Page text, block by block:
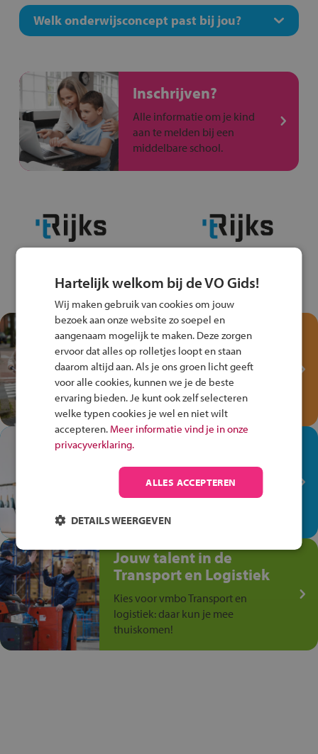
Welk onderwijsconcept past bij jou?
Inschrijven?
Alle informatie om je kind
aan te melden bij een
middelbare school.
Test je kennis met het
Fiets Veilig
Verkeersspel!
Speel het Fiets Veilig Verkeersspel
en win een Cortina-fiets!
In de winkel ben je op je
plek!
Ontdek via het vmbo jouw talent
op de winkelvloer, waar elke dag
anders is!
Jouw talent in de
Transport en Logistiek
Kies voor vmbo Transport en
logistiek: daar kun je mee
thuiskomen!
Hartelijk welkom bij de VO Gids!
Wij maken gebruik van cookies om jouw
bezoek aan onze website zo soepel en
aangenaam mogelijk te maken. Deze zorgen
ervoor dat alles op rolletjes loopt en staan
daarom altijd aan. Als je ons groen licht geeft
voor alle cookies, kunnen we je de beste
ervaring bieden. Je kunt ook zelf selecteren
welke typen cookies je wel en niet wilt
accepteren. Meer informatie vind je in onze
privacyverklaring.
ALLES ACCEPTEREN
DETAILS WEERGEVEN